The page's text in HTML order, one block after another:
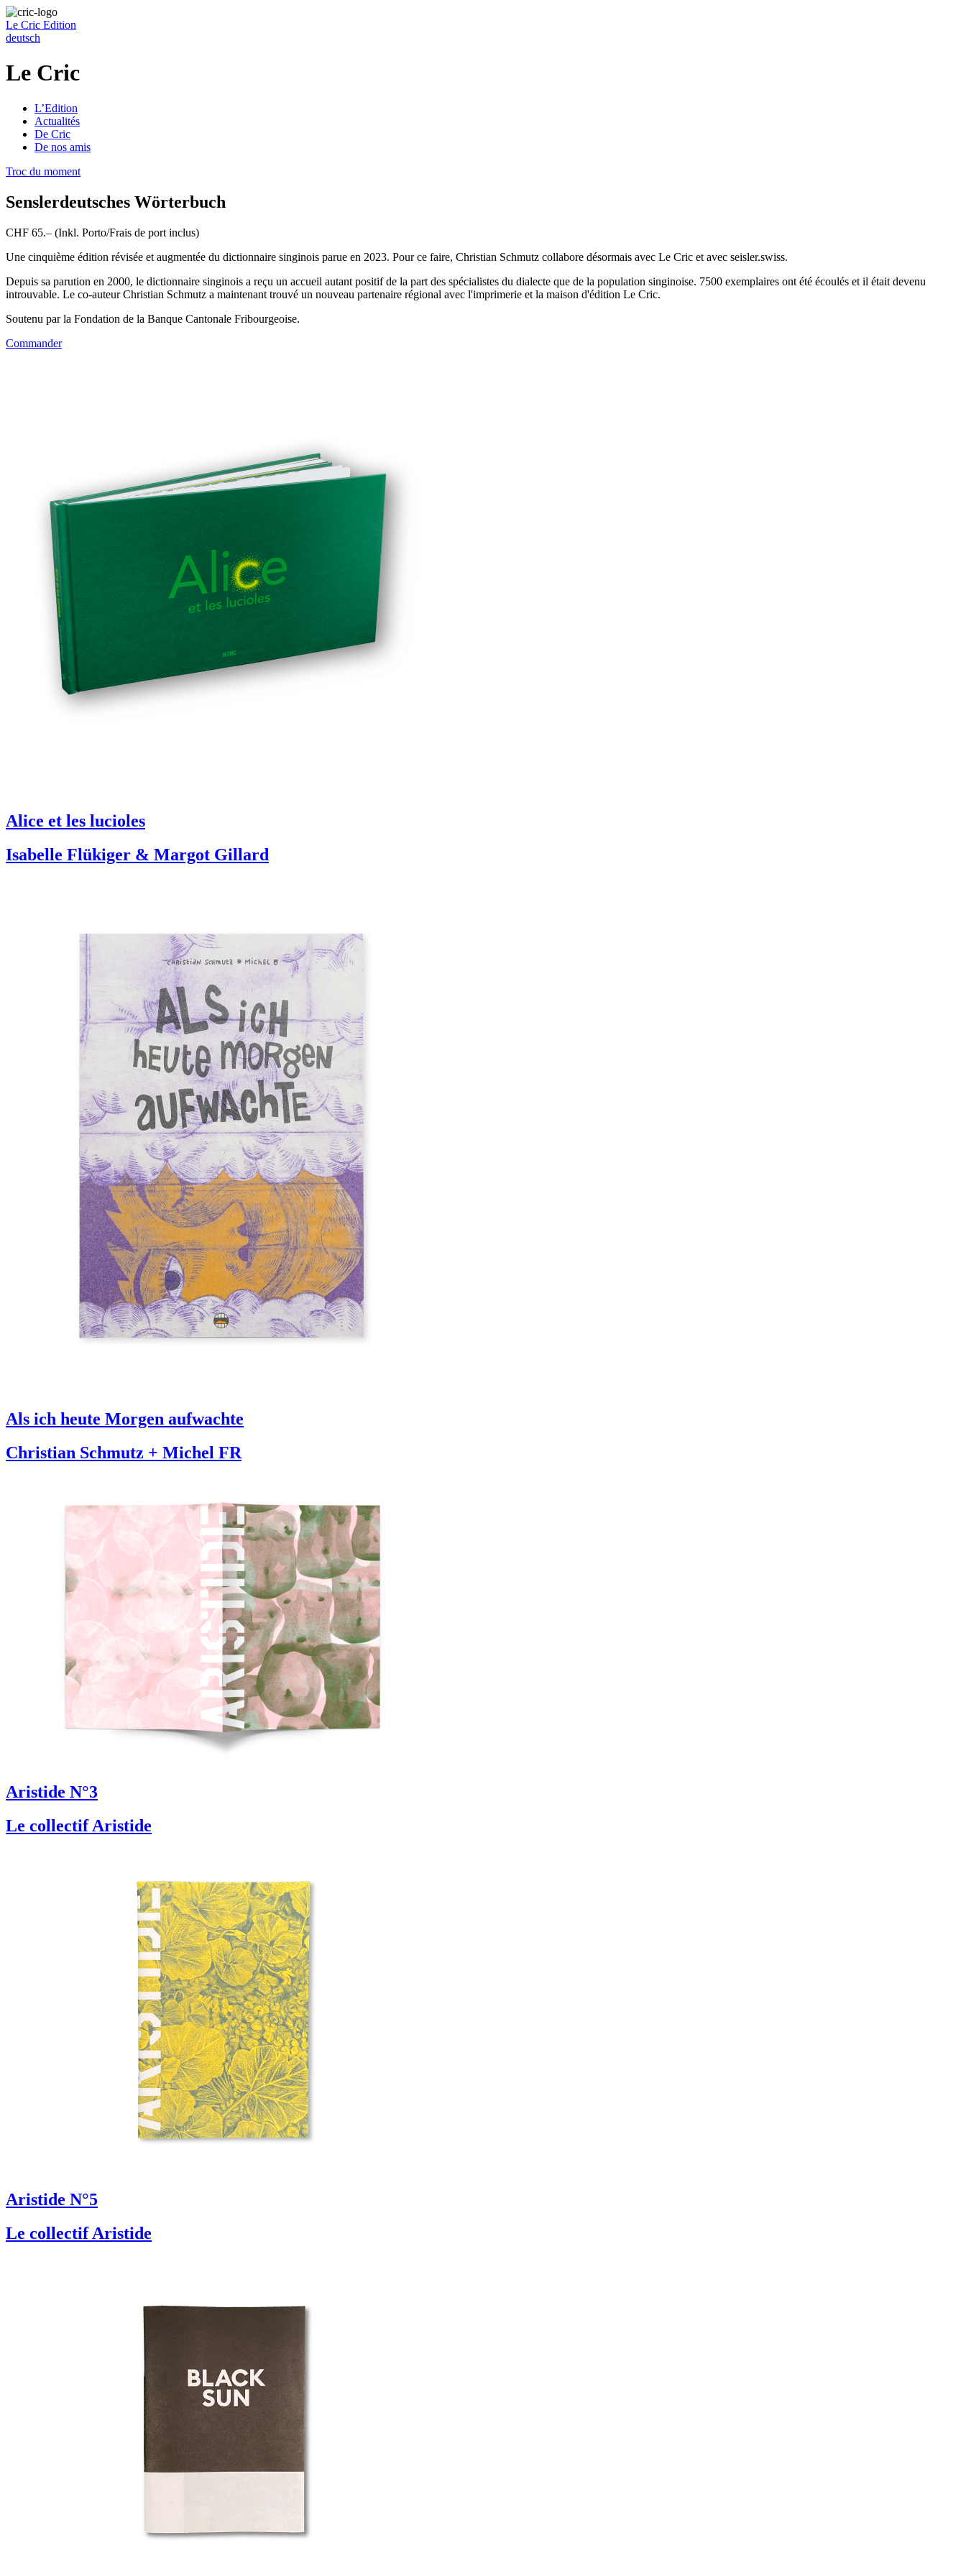
Le Cric Edition
deutsch
Le Cric
L’Edition
Actualités
De Cric
De nos amis
Troc du moment
Senslerdeutsches Wörterbuch
CHF 65.– (Inkl. Porto/Frais de port inclus)
Une cinquième édition révisée et augmentée du dictionnaire singinois parue en 2023. Pour ce faire, Christian Schmutz collabore désormais avec Le Cric et avec seisler.swiss.
Depuis sa parution en 2000, le dictionnaire singinois a reçu un accueil autant positif de la part des spécialistes du dialecte que de la population singinoise. 7500 exemplaires ont été écoulés et il était devenu
introuvable. Le co-auteur Christian Schmutz a maintenant trouvé un nouveau partenaire régional avec l'imprimerie et la maison d'édition Le Cric.
Soutenu par la Fondation de la Banque Cantonale Fribourgeoise.
Commander
Alice et les lucioles
Isabelle Flükiger & Margot Gillard
Als ich heute Morgen aufwachte
Christian Schmutz + Michel FR
Aristide N°3
Le collectif Aristide
Aristide N°5
Le collectif Aristide